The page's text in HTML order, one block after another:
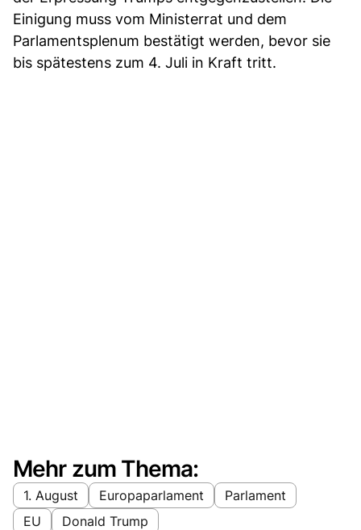
Einigung muss vom Ministerrat und dem
Parlamentsplenum bestätigt werden, bevor sie
bis spätestens zum 4. Juli in Kraft tritt.
Mehr zum Thema:
1. August Europaparlament
Parlament
EU
Donald Trump